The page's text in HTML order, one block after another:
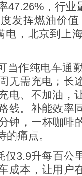
47.26%，行业
发挥燃油价值
电，北京到上
当作纯电车通
无需充电；长
电、不加油，
线。补能效率
钟，一杯咖啡
痛点。
仅3.9升每百公
成本，让用户